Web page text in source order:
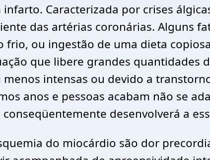
Caracterizada por crises
das artérias coronárias. Alguns
ou ingestão de uma dieta
que libere grandes quantidades
intensas ou devido a
anos e pessoas acabam não se
desenvolverá a
do miocárdio são dor